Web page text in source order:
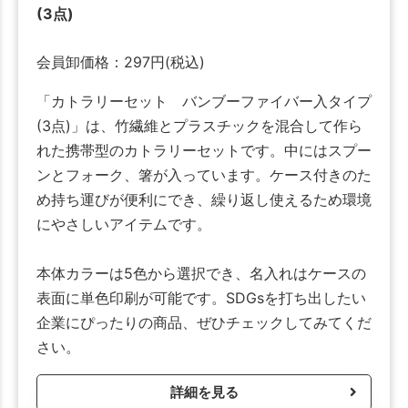
(3点)
会員卸価格： 297円(税込)
「カトラリーセット バンブーファイバー入タイプ
(3点)」は、竹繊維とプラスチックを混合して作ら
れた携帯型のカトラリーセットです。中にはスプー
ンとフォーク、箸が入っています。ケース付きのた
め持ち運びが便利にでき、繰り返し使えるため環境
にやさしいアイテムです。
本体カラーは5色から選択でき、名入れはケースの
表面に単色印刷が可能です。SDGsを打ち出したい
企業にぴったりの商品、ぜひチェックしてみてくだ
さい。
詳細を見る